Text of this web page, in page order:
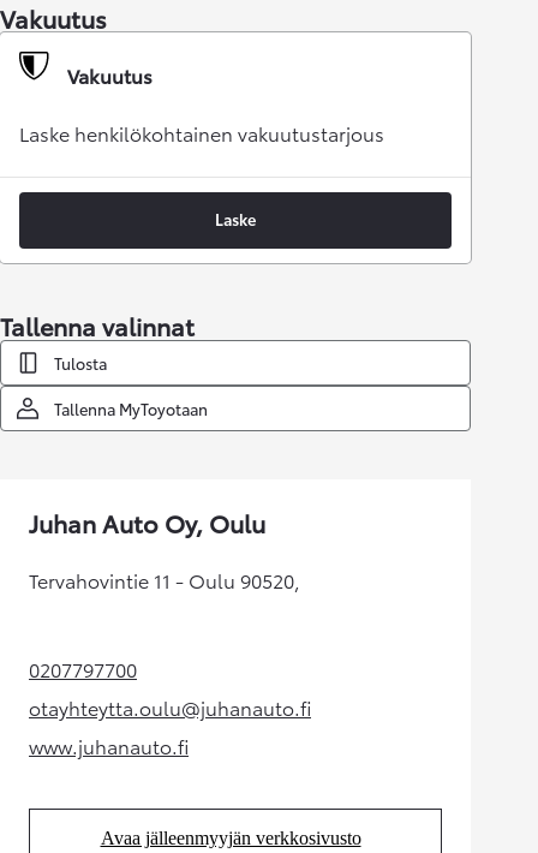
Vakuutus
Vakuutus
Laske henkilökohtainen vakuutustarjous
Laske
Tallenna valinnat
Tulosta
Tallenna MyToyotaan
Juhan Auto Oy, Oulu
Tervahovintie 11 - Oulu 90520,
0207797700(Aukeaa uudessa välilehdessä)
otayhteytta.oulu@juhanauto.fi
(Aukeaa uudessa välilehdessä)
www.juhanauto.fi(Aukeaa uudessa välilehdessä)
Avaa jälleenmyyjän verkkosivusto